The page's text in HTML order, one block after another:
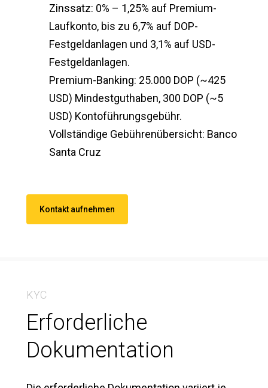
Zinssatz: 0% – 1,25% auf Premium-
Laufkonto, bis zu 6,7% auf DOP-
Festgeldanlagen und 3,1% auf USD-
Festgeldanlagen.
Premium-Banking: 25.000 DOP (~425
USD) Mindestguthaben, 300 DOP (~5
USD) Kontoführungsgebühr.
Vollständige Gebührenübersicht: Banco
Santa Cruz
Kontakt aufnehmen
KYC
Erforderliche
Dokumentation